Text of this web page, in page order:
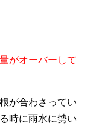
がオーバーして
が合わさってい
時に雨水に勢い